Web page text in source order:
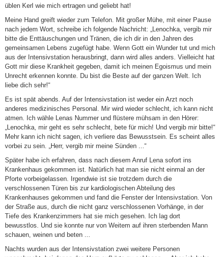
üblen Kerl wie mich ertragen und geliebt hat!
Meine Hand greift wieder zum Telefon. Mit großer Mühe, mit einer Pause
nach jedem Wort, schreibe ich folgende Nachricht: „Lenochka, vergib mir
bitte die Enttäuschungen und Tränen, die ich dir in den Jahren des
gemeinsamen Lebens zugefügt habe. Wenn Gott ein Wunder tut und mich
aus der Intensivstation herausbringt, dann wird alles anders. Vielleicht hat
Gott mir diese Krankheit gegeben, damit ich meinen Egoismus und mein
Unrecht erkennen konnte. Du bist die Beste auf der ganzen Welt. Ich
liebe dich sehr!“
Es ist spät abends. Auf der Intensivstation ist weder ein Arzt noch
anderes medizinisches Personal. Mir wird wieder schlecht, ich kann nicht
atmen. Ich wähle Lenas Nummer und flüstere mühsam in den Hörer:
„Lenochka, mir geht es sehr schlecht, bete für mich! Und vergib mir bitte!“
Mehr kann ich nicht sagen, ich verliere das Bewusstsein. Es scheint alles
vorbei zu sein. „Herr, vergib mir meine Sünden ...“
Später habe ich erfahren, dass nach diesem Anruf Lena sofort ins
Krankenhaus gekommen ist. Natürlich hat man sie nicht einmal an der
Pforte vorbeigelassen. Irgendwie ist sie trotzdem durch die
verschlossenen Türen bis zur kardiologischen Abteilung des
Krankenhauses gekommen und fand die Fenster der Intensivstation. Von
der Straße aus, durch die nicht ganz verschlossenen Vorhänge, in der
Tiefe des Krankenzimmers hat sie mich gesehen. Ich lag dort
bewusstlos. Und sie konnte nur von Weitem auf ihren sterbenden Mann
schauen, weinen und beten ...
Nachts wurden aus der Intensivstation zwei weitere Personen